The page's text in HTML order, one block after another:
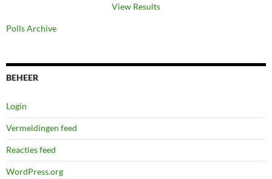
View Results
Polls Archive
BEHEER
Login
Vermeldingen feed
Reacties feed
WordPress.org